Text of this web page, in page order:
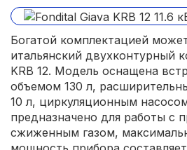
Богатой комплектацией
итальянский двухконтурный
KRB 12. Модель оснащена
объемом 130 л,
10 л, циркуляционным
предназначено для работы с
сжиженным газом,